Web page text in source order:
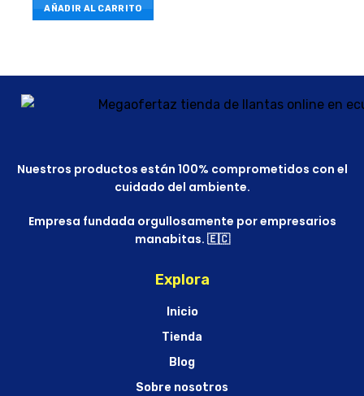
AÑADIR AL CARRITO
Nuestros productos están 100% comprometidos con el
cuidado del ambiente.
Empresa fundada orgullosamente por empresarios
manabitas. 🇪🇨
Explora
Inicio
Tienda
Blog
Sobre nosotros